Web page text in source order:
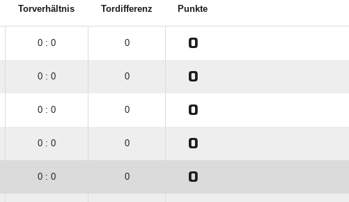
Torverhältnis Tordifferenz Punkte
0 : 0 0 0
0 : 0 0 0
0 : 0 0 0
0 : 0 0 0
0 : 0 0 0